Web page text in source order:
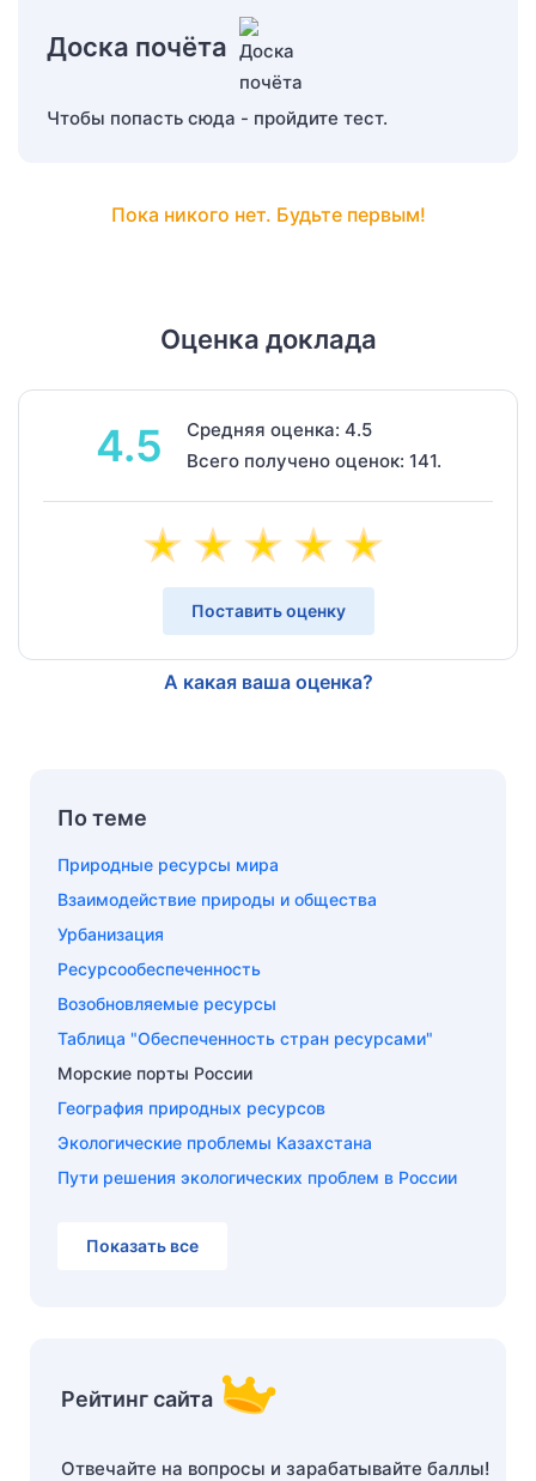
Доска почёта
Чтобы попасть сюда - пройдите тест.
Пока никого нет. Будьте первым!
Оценка доклада
4.5
Средняя оценка: 4.5
Всего получено оценок: 141.
Поставить оценку
А какая ваша оценка?
По теме
Природные ресурсы мира
Взаимодействие природы и общества
Урбанизация
Ресурсообеспеченность
Возобновляемые ресурсы
Таблица "Обеспеченность стран ресурсами"
Морские порты России
География природных ресурсов
Экологические проблемы Казахстана
Пути решения экологических проблем в России
Показать все
Рейтинг сайта
Отвечайте на вопросы и зарабатывайте баллы!